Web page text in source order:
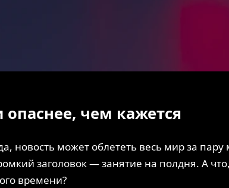
чем кажется
новость может облететь весь мир за
заголовок — занятие на полдня. А
времени?